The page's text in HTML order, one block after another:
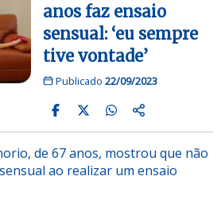
anos faz ensaio
sensual: ‘eu sempre
tive vontade’
Publicado 22/09/2023
de 67 anos, mostrou que não
ao realizar um ensaio